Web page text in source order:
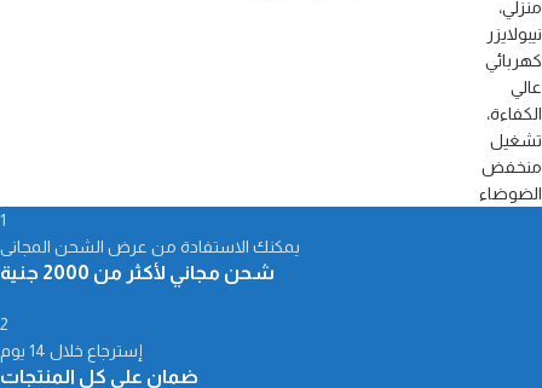
1
يمكنك الاستفادة من عرض الشحن المجانى
شحن مجاني لأكثر من 2000 جنية
2
إسترجاع خلال 14 يوم
ضمان على كل المنتجات